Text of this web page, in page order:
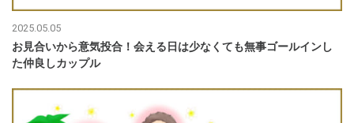
2025.05.05
お見合いから意気投合！会える日は少なくても無事ゴールインし
た仲良しカップル